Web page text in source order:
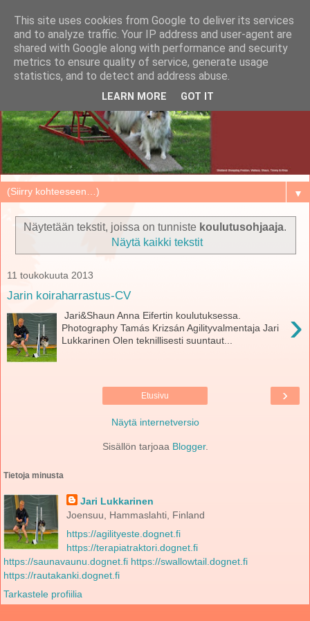
▼
Näytetään tekstit, joissa on tunniste koulutusohjaaja.
Näytä kaikki tekstit
11 toukokuuta 2013
Jarin koiraharrastus-CV
›
​ Jari&Shaun Anna Eifertin koulutuksessa.
Photography Tamás Krizsán Agilityvalmentaja Jari
Lukkarinen Olen teknillisesti suuntaut...
›
Etusivu
Näytä internetversio
Sisällön tarjoaa Blogger.
Tietoja minusta
Jari Lukkarinen
Joensuu, Hammaslahti, Finland
https://agilityeste.dognet.fi
https://terapiatraktori.dognet.fi
https://saunavaunu.dognet.fi https://swallowtail.dognet.fi
https://rautakanki.dognet.fi
Tarkastele profiilia
This site uses cookies from Google to deliver its services
and to analyze traffic. Your IP address and user-agent are
shared with Google along with performance and security
metrics to ensure quality of service, generate usage
statistics, and to detect and address abuse.
LEARN MORE GOT IT